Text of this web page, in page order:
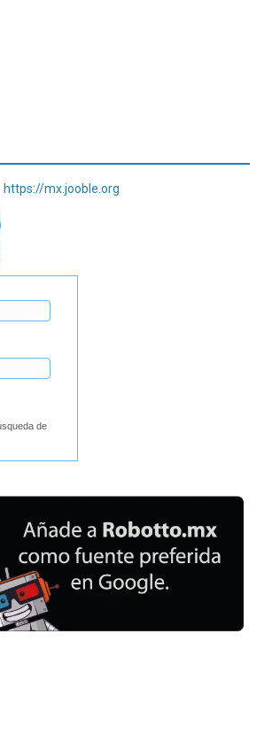
https://mx.jooble.org
de